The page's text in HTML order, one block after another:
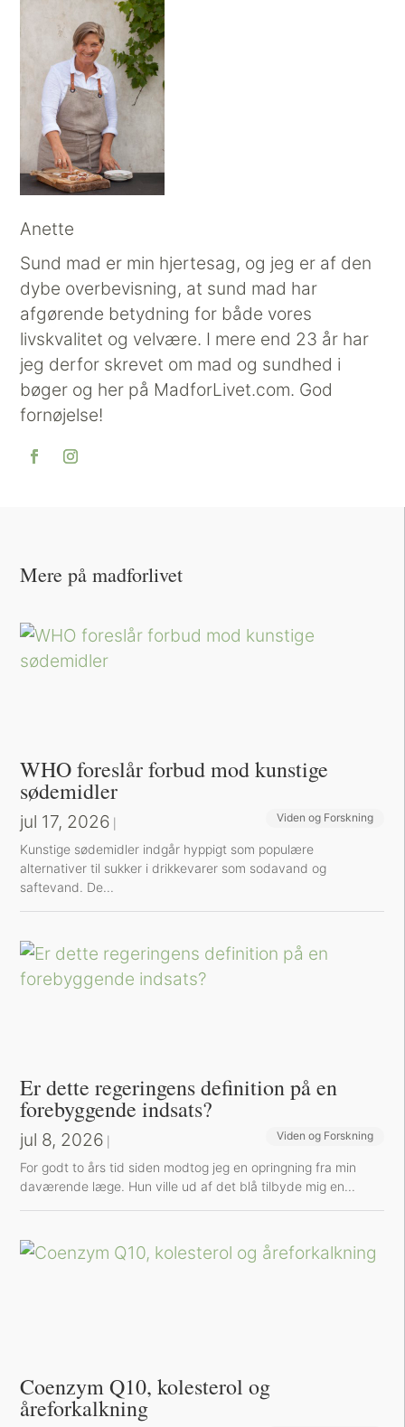
Anette
Sund mad er min hjertesag, og jeg er af den
dybe overbevisning, at sund mad har
afgørende betydning for både vores
livskvalitet og velvære. I mere end 23 år har
jeg derfor skrevet om mad og sundhed i
bøger og her på MadforLivet.com. God
fornøjelse!
Mere på madforlivet
WHO foreslår forbud mod kunstige
sødemidler
jul 17, 2026 Viden og Forskning
Kunstige sødemidler indgår hyppigt som populære
alternativer til sukker i drikkevarer som sodavand og
saftevand. De...
Er dette regeringens definition på en
forebyggende indsats?
jul 8, 2026 Viden og Forskning
For godt to års tid siden modtog jeg en opringning fra min
daværende læge. Hun ville ud af det blå tilbyde mig en...
Coenzym Q10, kolesterol og
åreforkalkning